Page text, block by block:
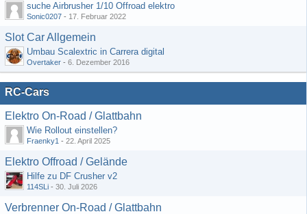
suche Airbrusher 1/10 Offroad elektro
Sonic0207 - 17. Februar 2022
Slot Car Allgemein
Umbau Scalextric in Carrera digital
Overtaker - 6. Dezember 2016
RC-Cars
Elektro On-Road / Glattbahn
Wie Rollout einstellen?
Fraenky1 - 22. April 2025
Elektro Offroad / Gelände
Hilfe zu DF Crusher v2
114SLi - 30. Juli 2026
Verbrenner On-Road / Glattbahn